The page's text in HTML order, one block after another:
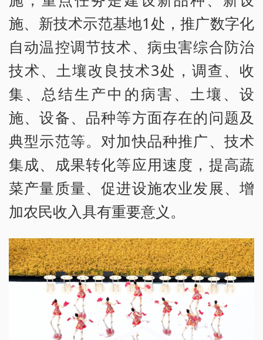
施、新技术示范基地1处，推广数字化
自动温控调节技术、病虫害综合防治
技术、土壤改良技术3处，调查、收
集、总结生产中的病害、土壤、设
施、设备、品种等方面存在的问题及
典型示范等。对加快品种推广、技术
集成、成果转化等应用速度，提高蔬
菜产量质量、促进设施农业发展、增
加农民收入具有重要意义。